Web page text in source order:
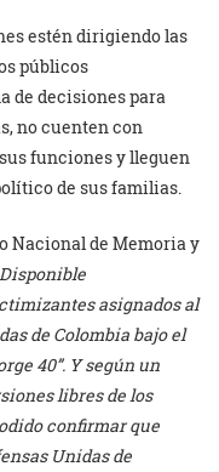
estén dirigiendo las
públicos
de decisiones para
no cuenten con
funciones y lleguen
de sus familias.
Nacional de Memoria y
Disponible
asignados al
de Colombia bajo el
40”. Y según un
libres de los
confirmar que
Unidas de